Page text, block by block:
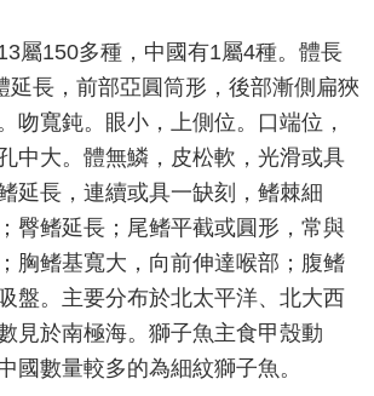
屬150多種，中國有1屬4種。體長
延長，前部亞圓筒形，後部漸側扁狹
吻寬鈍。眼小，上側位。口端位，
中大。體無鱗，皮松軟，光滑或具
延長，連續或具一缺刻，鳍棘細
臀鳍延長；尾鳍平截或圓形，常與
胸鳍基寬大，向前伸達喉部；腹鳍
盤。主要分布於北太平洋、北大西
見於南極海。獅子魚主食甲殼動
國數量較多的為細紋獅子魚。